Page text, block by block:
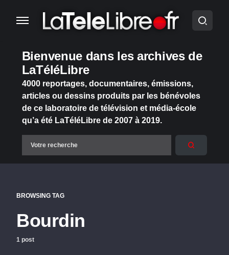
Bienvenue dans les archives de
LaTéléLibre
4000 reportages, documentaires, émissions,
articles ou dessins produits par les bénévoles
de ce laboratoire de télévision et média-école
qu’a été LaTéléLibre de 2007 à 2019.
BROWSING TAG
Bourdin
1 post